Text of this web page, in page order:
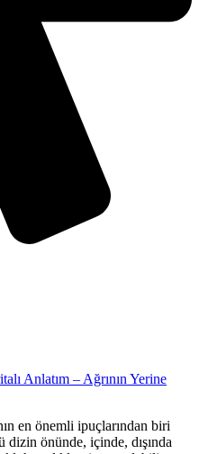
Anlatım – Ağrının Yerine
en önemli ipuçlarından biri
dizin önünde, içinde, dışında